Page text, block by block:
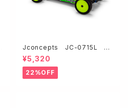
Jconcepts JC-0715L F2
- アソシ B84用ボディー【ライト
ウェイト】
¥5,320
22%OFF